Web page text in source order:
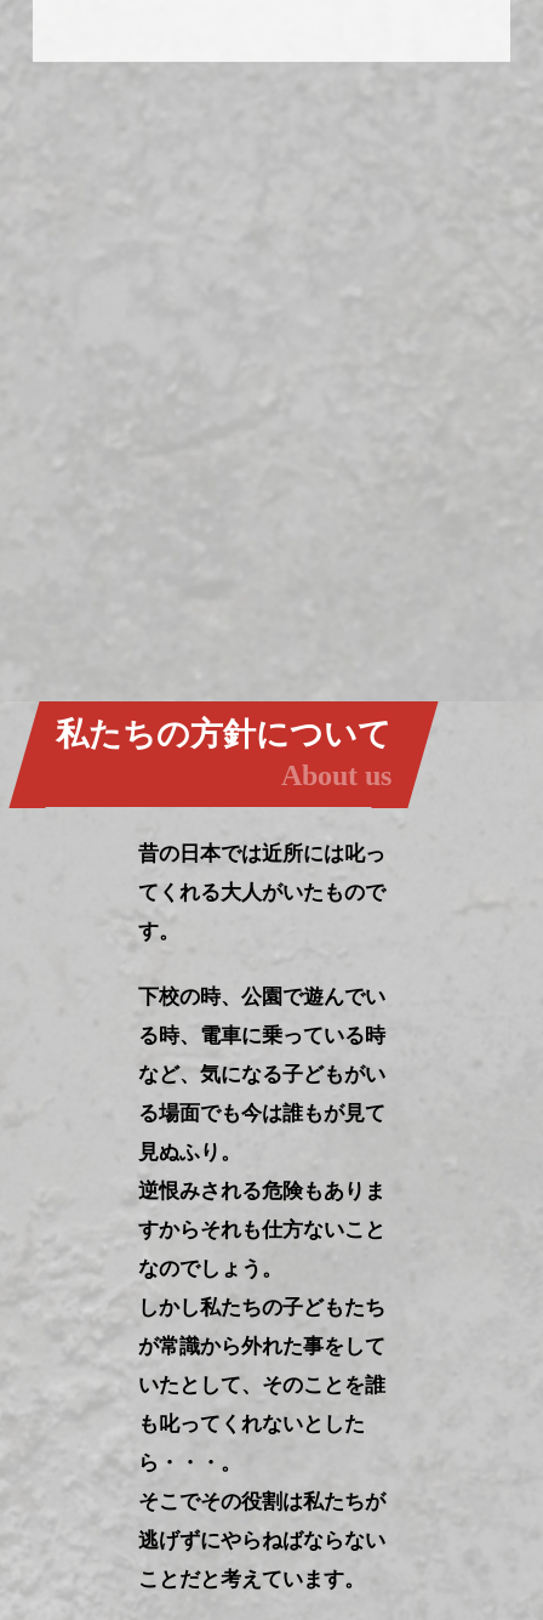
私たちの方針について
About us
昔の日本では近所には叱っ
てくれる大人がいたもので
す。
下校の時、公園で遊んでい
る時、電車に乗っている時
など、気になる子どもがい
る場面でも今は誰もが見て
見ぬふり。
逆恨みされる危険もありま
すからそれも仕方ないこと
なのでしょう。
しかし私たちの子どもたち
が常識から外れた事をして
いたとして、そのことを誰
も叱ってくれないとした
ら・・・。
そこでその役割は私たちが
逃げずにやらねばならない
ことだと考えています。